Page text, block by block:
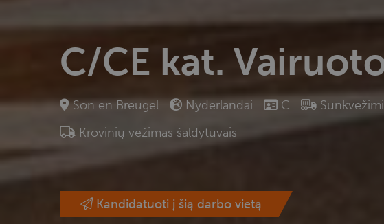
C/CE kat.
Son en Breugel Nyderlandai C
Krovinių vežimas šaldytuvais
Kandidatuoti į šią darbo vietą